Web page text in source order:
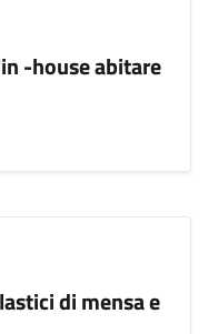
-house abitare
di mensa e